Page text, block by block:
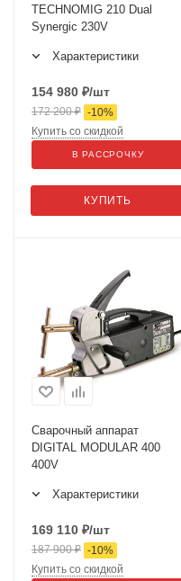
TECHNOMIG 210 Dual
Synergic 230V
Характеристики
154 980 ₽/шт
172 200₽ -10%
КУПИТЬ
Купить со скидкой
В РАССРОЧКУ
Сварочный аппарат
DIGITAL MODULAR 400
400V
Характеристики
169 110 ₽/шт
187 900₽ -10%
Купить со скидкой